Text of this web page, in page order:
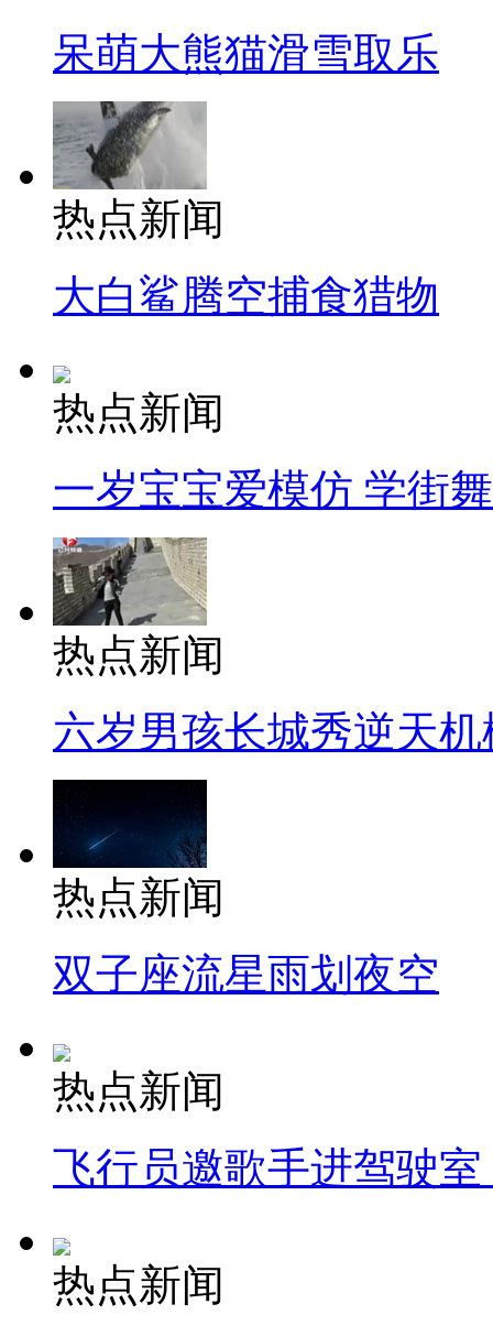
呆萌大熊猫滑雪取乐
热点新闻
大白鲨腾空捕食猎物
热点新闻
一岁宝宝爱模仿 学街
热点新闻
六岁男孩长城秀逆天机
热点新闻
双子座流星雨划夜空
热点新闻
飞行员邀歌手进驾驶
热点新闻